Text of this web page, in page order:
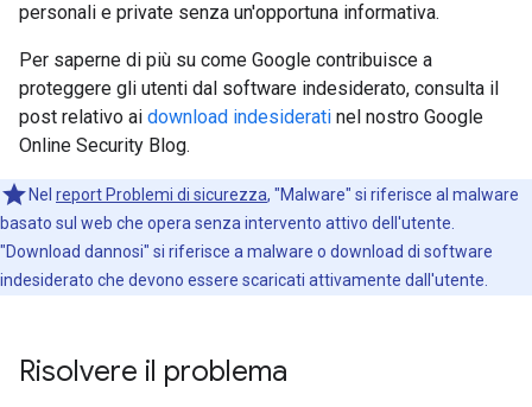
personali e private senza un'opportuna informativa.
Per saperne di più su come Google contribuisce a
proteggere gli utenti dal software indesiderato, consulta il
post relativo ai download indesiderati nel nostro Google
Online Security Blog.
Nel report Problemi di sicurezza, "Malware" si riferisce al malware
basato sul web che opera senza intervento attivo dell'utente.
"Download dannosi" si riferisce a malware o download di software
indesiderato che devono essere scaricati attivamente dall'utente.
Risolvere il problema